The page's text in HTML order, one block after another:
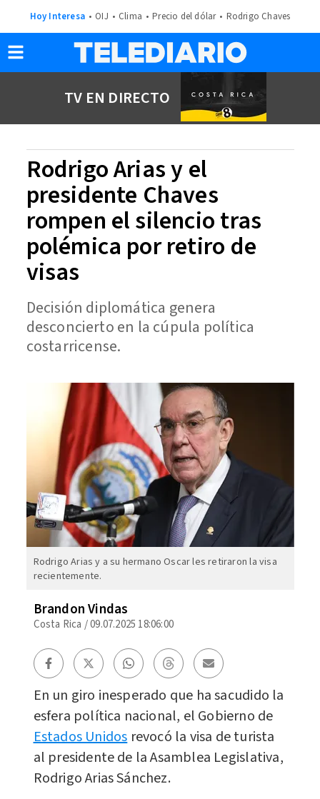
Hoy Interesa OIJ Clima Precio del dólar Rodrigo Chaves
TV EN DIRECTO
Rodrigo Arias y el
presidente Chaves
rompen el silencio tras
polémica por retiro de
visas
Decisión diplomática genera
desconcierto en la cúpula política
costarricense.
Rodrigo Arias y a su hermano Oscar les retiraron la visa
recientemente.
Brandon Vindas
Costa Rica /09.07.2025 18:06:00
En un giro inesperado que ha sacudido la
esfera política nacional, el Gobierno de
Estados Unidos revocó la visa de turista
al presidente de la Asamblea Legislativa,
Rodrigo Arias Sánchez.